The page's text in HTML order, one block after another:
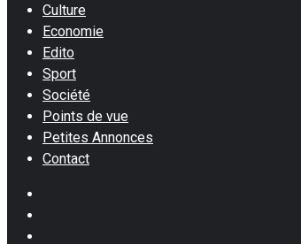
Culture
Economie
Edito
Sport
Société
Points de vue
Petites Annonces
Contact